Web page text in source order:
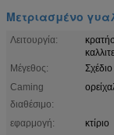
Μετριασμένο
Λειτουργία:
Μέγεθος:
Caming
διαθέσιμο:
εφαρμογή:
κτίριο